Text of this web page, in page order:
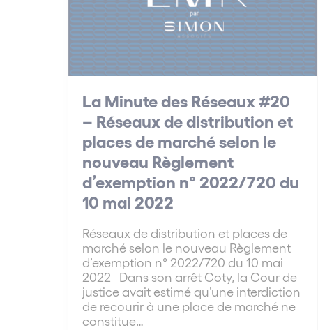
La Minute des Réseaux #20
– Réseaux de distribution et
places de marché selon le
nouveau Règlement
d’exemption n° 2022/720 du
10 mai 2022
Réseaux de distribution et places de
marché selon le nouveau Règlement
d’exemption n° 2022/720 du 10 mai
2022 Dans son arrêt Coty, la Cour de
justice avait estimé qu’une interdiction
de recourir à une place de marché ne
constitue…